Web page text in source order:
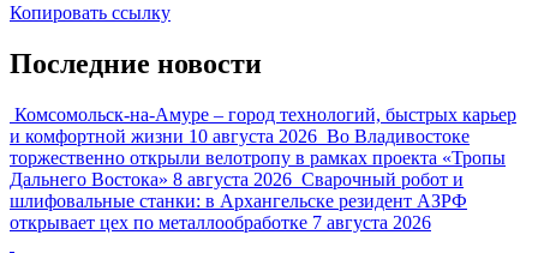
Копировать ссылку
Последние новости
Комсомольск-на-Амуре – город технологий, быстрых карьер
и комфортной жизни 10 августа 2026 Во Владивостоке
торжественно открыли велотропу в рамках проекта «Тропы
Дальнего Востока» 8 августа 2026 Сварочный робот и
шлифовальные станки: в Архангельске резидент АЗРФ
открывает цех по металлообработке 7 августа 2026